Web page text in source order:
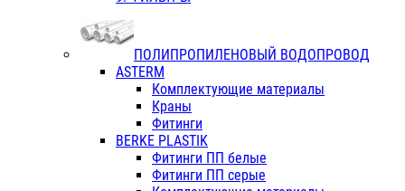
ПОЛИПРОПИЛЕНОВЫЙ ВОДОПРОВОД
ASTERM
Комплектующие материалы
Краны
Фитинги
BERKE PLASTIK
Фитинги ПП белые
Фитинги ПП серые